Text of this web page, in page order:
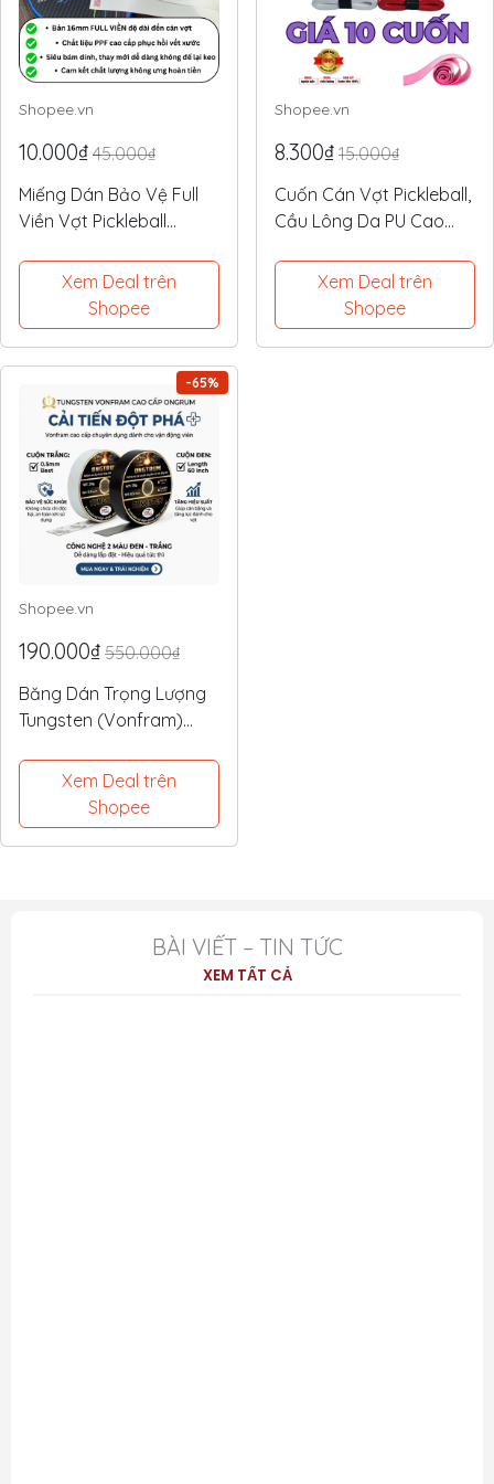
Shopee.vn
10.000₫ 45.000₫
Miếng Dán Bảo Vệ Full
Viền Vợt Pickleball
PPF Mỹ Siêu Dày 8.5mil
Xem Deal trên
Shopee
Shopee.vn
8.300₫ 15.000₫
Cuốn Cán Vợt Pickleball,
Cầu Lông Da PU Cao
Tay, Chống Trượt Tối Ưu
Xem Deal trên
Shopee
-65%
Shopee.vn
190.000₫ 550.000₫
Băng Dán Trọng Lượng
Tungsten (Vonfram)
Tối Ưu Lực Đánh, Điểm
Xem Deal trên
Shopee
BÀI VIẾT – TIN TỨC
XEM TẤT CẢ